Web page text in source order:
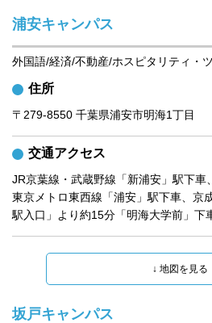
浦安キャンパス
外国語/経済/不動産/ホスピタリティ・
住所
〒279-8550 千葉県浦安市明海1丁目
交通アクセス
JR京葉線・武蔵野線「新浦安」駅下車
東京メトロ東西線「浦安」駅下車、京
駅入口」より約15分「明海大学前」下
坂戸キャンパス